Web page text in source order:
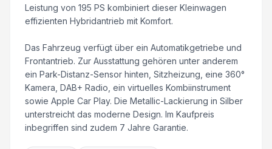
Leistung von 195 PS kombiniert dieser Kleinwagen
effizienten Hybridantrieb mit Komfort.
Das Fahrzeug verfügt über ein Automatikgetriebe und
Frontantrieb. Zur Ausstattung gehören unter anderem
ein Park-Distanz-Sensor hinten, Sitzheizung, eine 360°
Kamera, DAB+ Radio, ein virtuelles Kombiinstrument
sowie Apple Car Play. Die Metallic-Lackierung in Silber
unterstreicht das moderne Design. Im Kaufpreis
inbegriffen sind zudem 7 Jahre Garantie.